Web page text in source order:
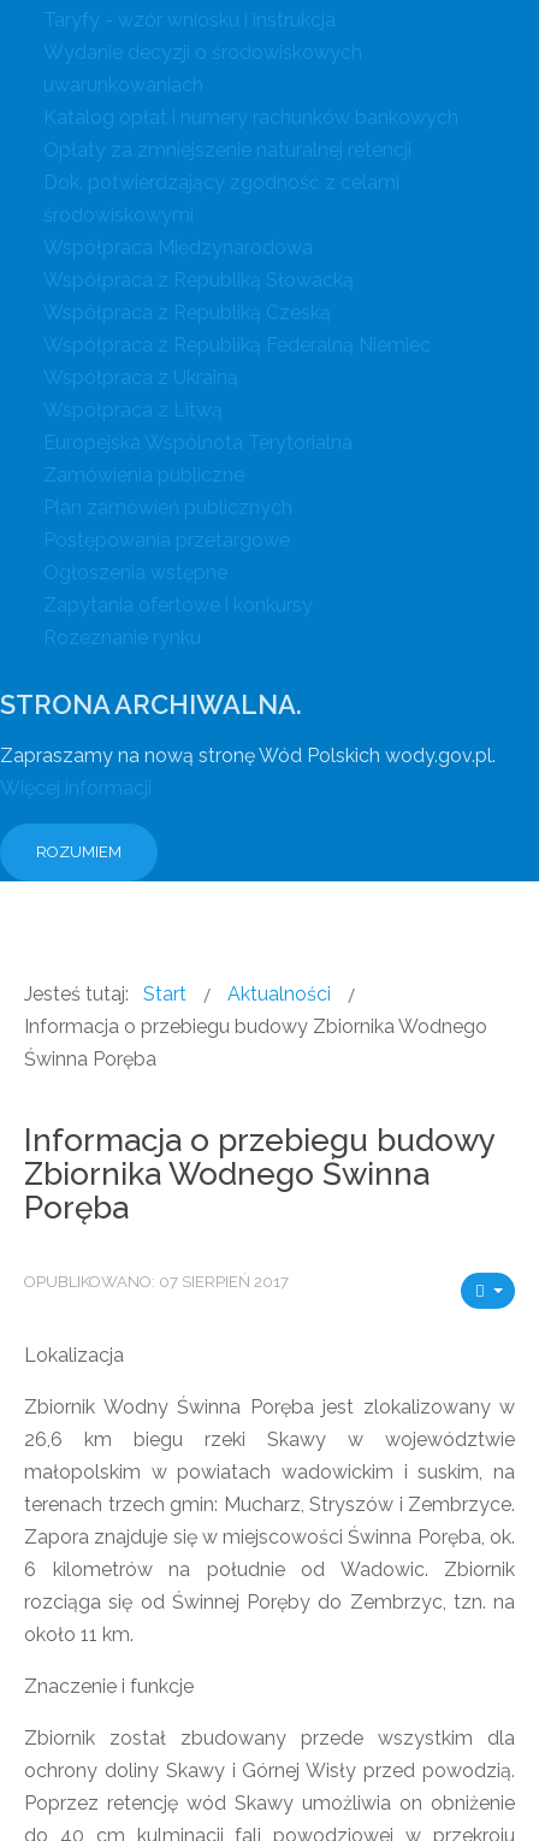
Taryfy - wzór wniosku i instrukcja
Wydanie decyzji o środowiskowych
uwarunkowaniach
Katalog opłat i numery rachunków bankowych
Opłaty za zmniejszenie naturalnej retencji
Dok. potwierdzający zgodność z celami
środowiskowymi
Współpraca Międzynarodowa
Współpraca z Republiką Słowacką
Współpraca z Republiką Czeską
Współpraca z Republiką Federalną Niemiec
Współpraca z Ukrainą
Współpraca z Litwą
Europejska Wspólnota Terytorialna
Zamówienia publiczne
Plan zamówień publicznych
Postępowania przetargowe
Ogłoszenia wstępne
Zapytania ofertowe i konkursy
Rozeznanie rynku
STRONA ARCHIWALNA.
Zapraszamy na nową stronę Wód Polskich wody.gov.pl.
Więcej informacji
ROZUMIEM
Jesteś tutaj: Start
Aktualności
Informacja o przebiegu budowy Zbiornika Wodnego
Świnna Poręba
Informacja o przebiegu budowy
Zbiornika Wodnego Świnna
Poręba
OPUBLIKOWANO: 07 SIERPIEŃ 2017
Lokalizacja
Zbiornik Wodny Świnna Poręba jest zlokalizowany w
26,6 km biegu rzeki Skawy w województwie
małopolskim w powiatach wadowickim i suskim, na
terenach trzech gmin: Mucharz, Stryszów i Zembrzyce.
Zapora znajduje się w miejscowości Świnna Poręba, ok.
6 kilometrów na południe od Wadowic. Zbiornik
rozciąga się od Świnnej Poręby do Zembrzyc, tzn. na
około 11 km.
Znaczenie i funkcje
Zbiornik został zbudowany przede wszystkim dla
ochrony doliny Skawy i Górnej Wisły przed powodzią.
Poprzez retencję wód Skawy umożliwia on obniżenie
do 40 cm kulminacji fali powodziowej w przekroju